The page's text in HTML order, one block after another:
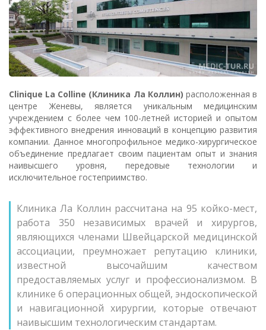
Clinique La Colline (Клиника Ла Коллин) расположенная в
центре Женевы, является уникальным медицинским
учреждением с более чем 100-летней историей и опытом
эффективного внедрения инноваций в концепцию развития
компании. Данное многопрофильное медико-хирургическое
объединение предлагает своим пациентам опыт и знания
наивысшего уровня, передовые технологии и
исключительное гостеприимство.
Клиника Ла Коллин рассчитана на 95 койко-мест,
работа 350 независимых врачей и хирургов,
являющихся членами Швейцарской медицинской
ассоциации, преумножает репутацию клиники,
известной высочайшим качеством
предоставляемых услуг и профессионализмом. В
клинике 6 операционных общей, эндоскопической
и навигационной хирургии, которые отвечают
наивысшим технологическим стандартам.